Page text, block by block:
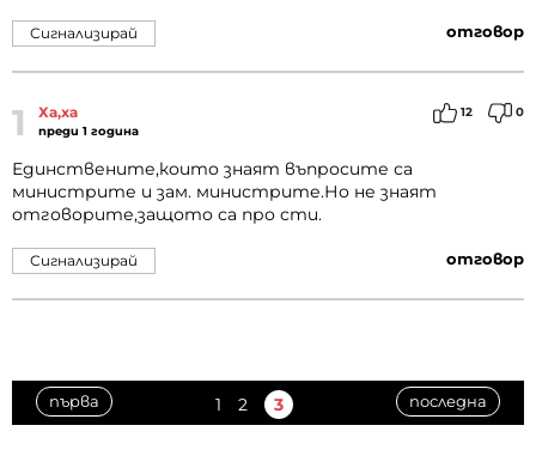
отговор
Сигнализирай
1 Ха,ха
преди 1 година
12 0
Единствените,които знаят въпросите са
министрите и зам. министрите.Но не знаят
отговорите,защото са про сти.
отговор
Сигнализирай
първа 1 2 3 последна